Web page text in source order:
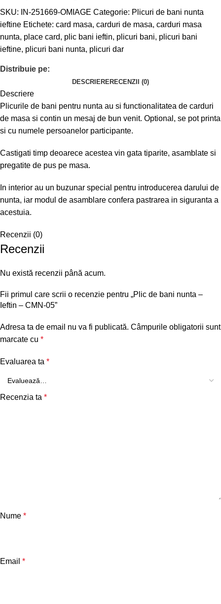
SKU: IN-251669-OMIAGE Categorie: Plicuri de bani nunta
ieftine Etichete: card masa, carduri de masa, carduri masa
nunta, place card, plic bani ieftin, plicuri bani, plicuri bani
ieftine, plicuri bani nunta, plicuri dar
Distribuie pe:
DESCRIERERECENZII (0)
Descriere
Plicurile de bani pentru nunta au si functionalitatea de carduri
de masa si contin un mesaj de bun venit. Optional, se pot printa
si cu numele persoanelor participante.
Castigati timp deoarece acestea vin gata tiparite, asamblate si
pregatite de pus pe masa.
In interior au un buzunar special pentru introducerea darului de
nunta, iar modul de asamblare confera pastrarea in siguranta a
acestuia.
Recenzii (0)
Recenzii
Nu există recenzii până acum.
Fii primul care scrii o recenzie pentru „Plic de bani nunta –
Ieftin – CMN-05”
Adresa ta de email nu va fi publicată. Câmpurile obligatorii sunt
marcate cu *
Evaluarea ta *
Recenzia ta *
Nume *
Email *